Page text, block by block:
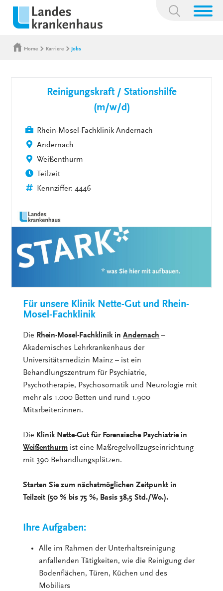
Suchbegriff:
Home Karriere Jobs
Reinigungskraft / Stationshilfe
(m/w/d)
Rhein-Mosel-Fachklinik Andernach
Andernach
Weißenthurm
Teilzeit
Kennziffer: 4446
Für unsere Klinik Nette-Gut und Rhein-
Mosel-Fachklinik
Die Rhein-Mosel-Fachklinik inAndernach –
Akademisches Lehrkrankenhaus der
Universitätsmedizin Mainz – ist ein
Behandlungszentrum für Psychiatrie,
Psychotherapie, Psychosomatik und Neurologie mit
mehr als 1.000 Betten und rund 1.900
Mitarbeiter:innen.
Die Klinik Nette-Gut für Forensische Psychiatrie in
Weißenthurm ist eine Maßregelvollzugseinrichtung
mit 390 Behandlungsplätzen.
Starten Sie zum nächstmöglichen Zeitpunkt in
Teilzeit (50 % bis 75 %, Basis 38,5 Std./Wo.).
Ihre Aufgaben:
Alle im Rahmen der Unterhaltsreinigung
anfallenden Tätigkeiten, wie die Reinigung der
Bodenflächen, Türen, Küchen und des
Mobiliars